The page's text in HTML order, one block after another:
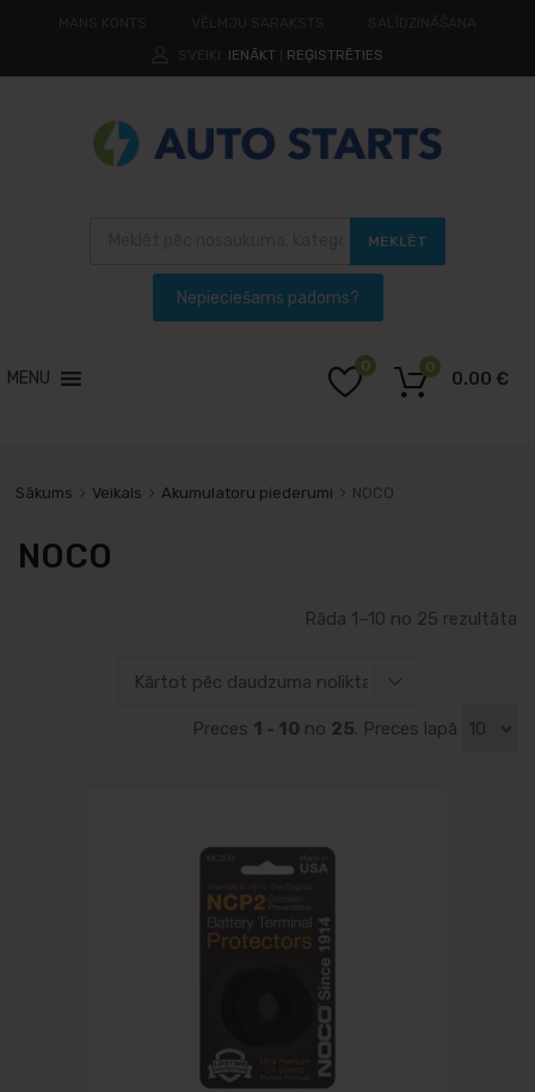
IENĀKT REĢISTRĒTIES
MEKLĒT
MENU
0
0.00 €
0
Sākums Veikals Akumulatoru piederumi NOCO
NOCO
Rāda 1–10 no 25 rezultāta
Preces 1 - 10 no 25. Preces lapā